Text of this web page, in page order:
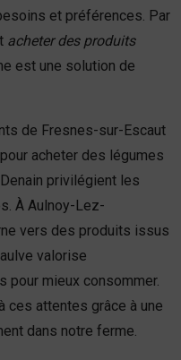
et préférences. Par
acheter des produits
est une solution de
de Fresnes-sur-Escaut
acheter des légumes
privilégient les
À Aulnoy-Lez-
vers des produits issus
valorise
pour mieux consommer.
ces attentes grâce à une
dans notre ferme.